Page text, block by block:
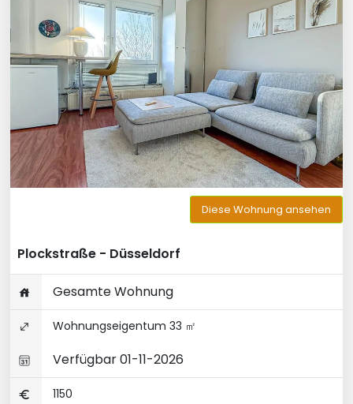
Diese Wohnung ansehen
Plockstraße - Düsseldorf
Gesamte Wohnung
Wohnungseigentum 33 ㎡
Verfügbar 01-11-2026
1150